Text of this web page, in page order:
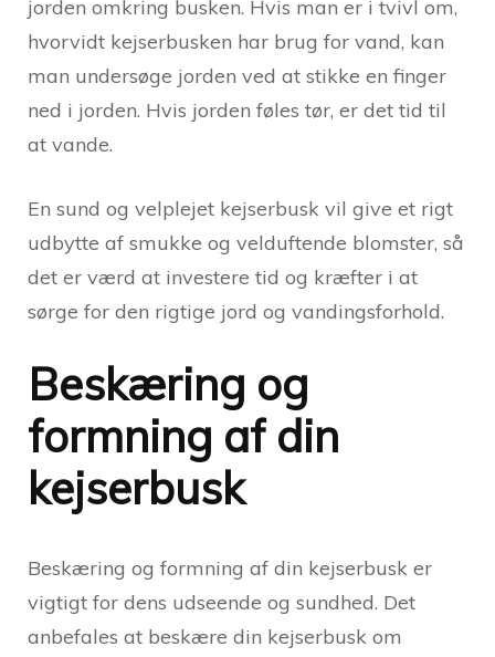
jorden omkring busken. Hvis man er i tvivl om,
hvorvidt kejserbusken har brug for vand, kan
man undersøge jorden ved at stikke en finger
ned i jorden. Hvis jorden føles tør, er det tid til
at vande.
En sund og velplejet kejserbusk vil give et rigt
udbytte af smukke og velduftende blomster, så
det er værd at investere tid og kræfter i at
sørge for den rigtige jord og vandingsforhold.
Beskæring og
formning af din
kejserbusk
Beskæring og formning af din kejserbusk er
vigtigt for dens udseende og sundhed. Det
anbefales at beskære din kejserbusk om